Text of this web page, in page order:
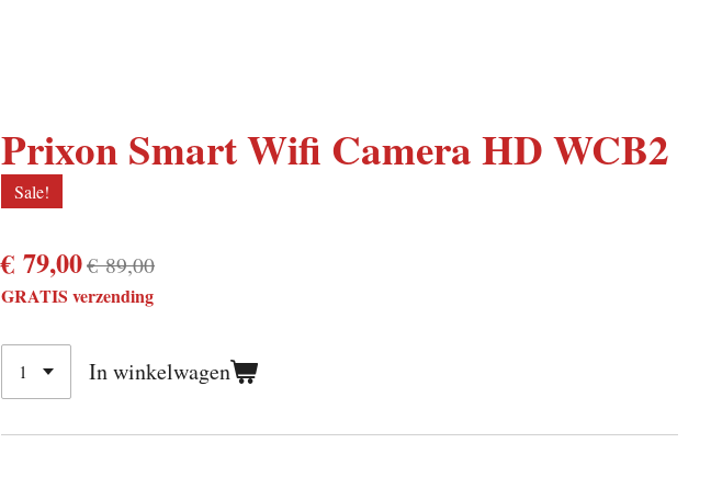
Prixon Smart Wifi Camera HD WCB2
Sale!
€ 79,00€ 89,00
GRATIS verzending
In winkelwagen